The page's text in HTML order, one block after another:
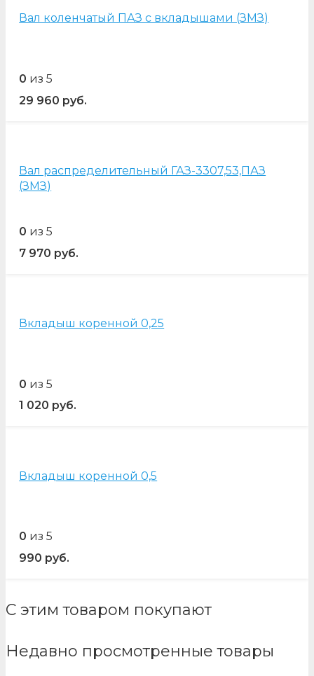
Вал коленчатый ПАЗ с вкладышами (ЗМЗ)
0 из 5
29 960 руб.
Вал распределительный ГАЗ-3307,53,ПАЗ
(ЗМЗ)
0 из 5
7 970 руб.
Вкладыш коренной 0,25
0 из 5
1 020 руб.
Вкладыш коренной 0,5
0 из 5
990 руб.
С этим товаром покупают
Недавно просмотренные товары